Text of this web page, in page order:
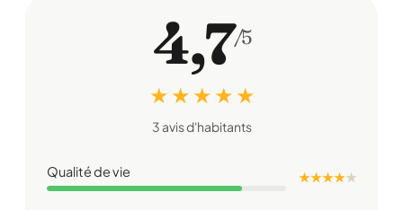
4,7/5
★ ★ ★ ★ ★
3 avis d'habitants
Qualité de vie ★ ★ ★ ★★